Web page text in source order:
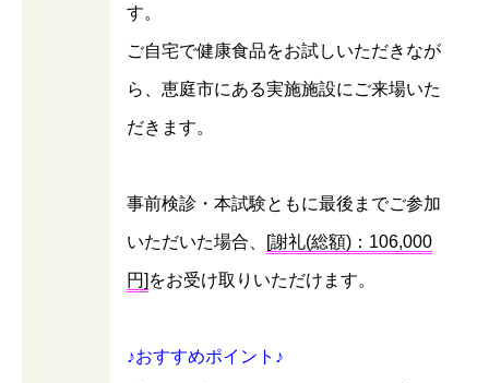
す。
ご自宅で健康食品をお試しいただきなが
ら、恵庭市にある実施施設にご来場いた
だきます。
事前検診・本試験ともに最後までご参加
いただいた場合、 [謝礼(総額)：106,000
円] をお受け取りいただけます。
♪おすすめポイント♪